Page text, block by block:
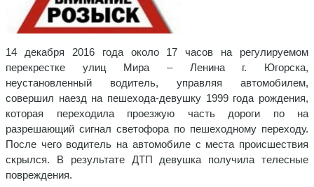
14 декабря 2016 года около 17 часов на регулируемом
перекрестке улиц Мира – Ленина г. Югорска,
неустановленный водитель, управляя автомобилем,
совершил наезд на пешехода-девушку 1999 года рождения,
которая переходила проезжую часть дороги по на
разрешающий сигнал светофора по пешеходному переходу.
После чего водитель на автомобиле с места происшествия
скрылся. В результате ДТП девушка получила телесные
повреждения.